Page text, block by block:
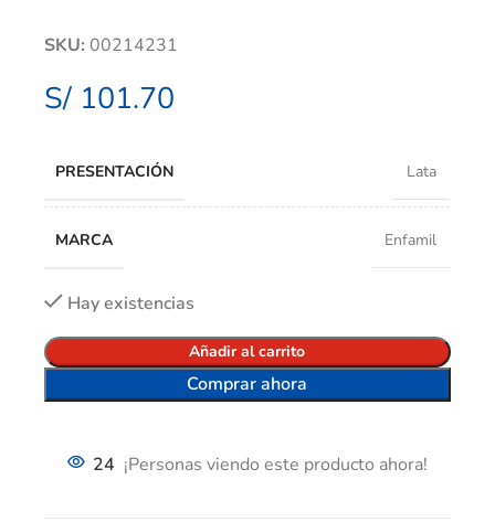
SKU: 00214231
S/ 101.70
PRESENTACIÓN Lata
MARCA Enfamil
Hay existencias
Añadir al carrito
Comprar ahora
24 ¡Personas viendo este producto ahora!